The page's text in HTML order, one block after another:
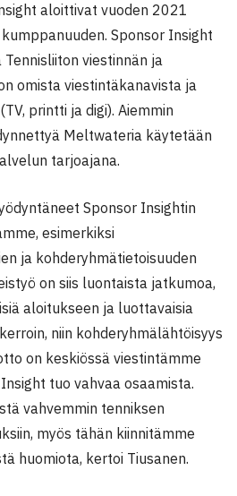
aloittivat vuoden 2021
Sponsor Insight
viestinnän ja
omista viestintäkanavista ja
printti ja digi). Aiemmin
Meltwateria käytetään
tarjoajana.
Sponsor Insightin
esimerkiksi
ja kohderyhmätietoisuuden
on siis luontaista jatkumoa,
aloitukseen ja luottavaisia
niin kohderyhmälähtöisyys
on keskiössä viestintämme
tuo vahvaa osaamista.
vahvemmin tenniksen
myös tähän kiinnitämme
huomiota, kertoi Tiusanen.